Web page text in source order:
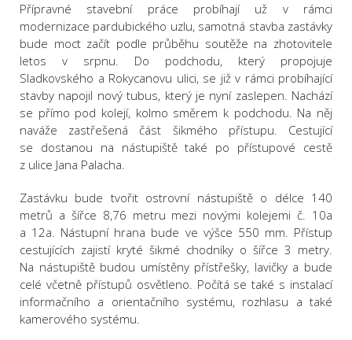
Přípravné stavební práce probíhají už v rámci
modernizace pardubického uzlu, samotná stavba zastávky
bude moct začít podle průběhu soutěže na zhotovitele
letos v srpnu. Do podchodu, který propojuje
Sladkovského a Rokycanovu ulici, se již v rámci probíhající
stavby napojil nový tubus, který je nyní zaslepen. Nachází
se přímo pod kolejí, kolmo směrem k podchodu. Na něj
naváže zastřešená část šikmého přístupu. Cestující
se dostanou na nástupiště také po přístupové cestě
z ulice Jana Palacha.
Zastávku bude tvořit ostrovní nástupiště o délce 140
metrů a šířce 8,76 metru mezi novými kolejemi č. 10a
a 12a. Nástupní hrana bude ve výšce 550 mm. Přístup
cestujících zajistí kryté šikmé chodníky o šířce 3 metry.
Na nástupiště budou umístěny přístřešky, lavičky a bude
celé včetně přístupů osvětleno. Počítá se také s instalací
informačního a orientačního systému, rozhlasu a také
kamerového systému.